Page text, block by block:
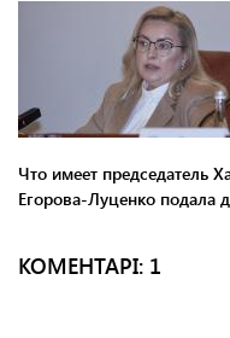
Что имеет председатель
Егорова-Луценко подала
КОМЕНТАРI: 1